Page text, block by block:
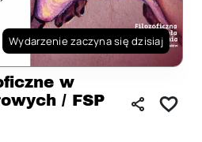
Wydarzenie zaczyna się dzisiaj
w
/ FSP